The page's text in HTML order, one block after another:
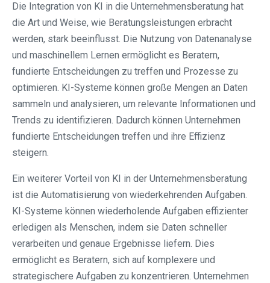
Die Integration von KI in die Unternehmensberatung hat
die Art und Weise, wie Beratungsleistungen erbracht
werden, stark beeinflusst. Die Nutzung von Datenanalyse
und maschinellem Lernen ermöglicht es Beratern,
fundierte Entscheidungen zu treffen und Prozesse zu
optimieren. KI-Systeme können große Mengen an Daten
sammeln und analysieren, um relevante Informationen und
Trends zu identifizieren. Dadurch können Unternehmen
fundierte Entscheidungen treffen und ihre Effizienz
steigern.
Ein weiterer Vorteil von KI in der Unternehmensberatung
ist die Automatisierung von wiederkehrenden Aufgaben.
KI-Systeme können wiederholende Aufgaben effizienter
erledigen als Menschen, indem sie Daten schneller
verarbeiten und genaue Ergebnisse liefern. Dies
ermöglicht es Beratern, sich auf komplexere und
strategischere Aufgaben zu konzentrieren. Unternehmen